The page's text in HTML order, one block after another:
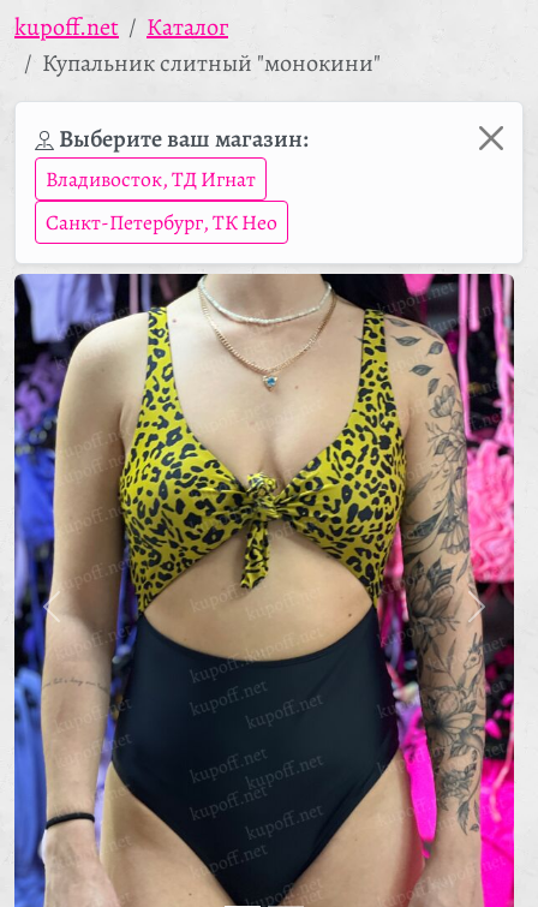
kupoff.net
Каталог
Купальник слитный "монокини"
Выберите ваш магазин:
Владивосток, ТД Игнат
Санкт-Петербург, ТК Нео